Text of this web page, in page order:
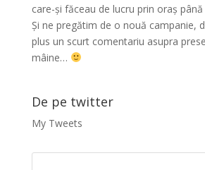
care-și făceau de lucru prin oraș până
Și ne pregătim de o nouă campanie,
plus un scurt comentariu asupra
mâine…
De pe twitter
My Tweets